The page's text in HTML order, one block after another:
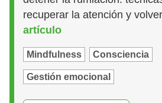
recuperar la atención y
artículo
Mindfulness Consciencia
Gestión emocional